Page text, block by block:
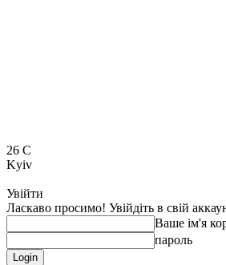
26 C
Kyiv
Увійти
Ласкаво просимо! Увійдіть в свій
Ваше ім'я
пароль